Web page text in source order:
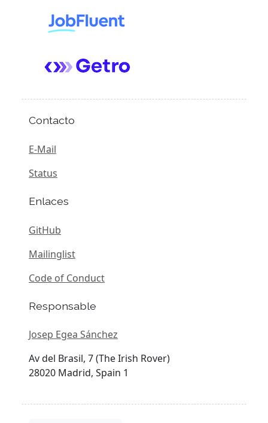
Contacto
E-Mail
Status
Enlaces
GitHub
Mailinglist
Code of Conduct
Responsable
Josep Egea Sánchez
Av del Brasil, 7 (The Irish Rover)
28020 Madrid, Spain 1